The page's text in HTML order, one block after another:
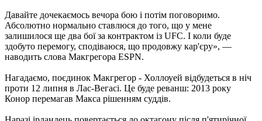
Давайте дочекаємось вечора бою і потім поговоримо.
Абсолютно нормально ставлюся до того, що у мене
залишилося ще два бої за контрактом із UFC. І коли буде
здобуто перемогу, сподіваюся, що продовжу кар'єру», —
наводить слова Макгрегора ESPN.
Нагадаємо, поєдинок Макгрегор - Холлоуей відбудеться в ніч
проти 12 липня в Лас-Вегасі. Це буде реванш: 2013 року
Конор перемагав Макса рішенням суддів.